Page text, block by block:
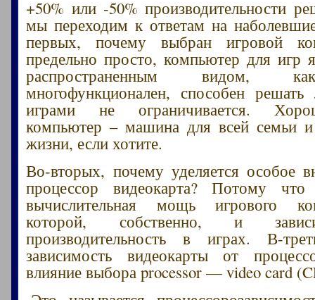
+50% или -50% производительности
мы переходим к ответам на
первых, почему выбран игровой
предельно просто, компьютер для игр
распространенным видом,
многофункционален, способен
играми не ограничивается.
компьютер – машина для всей семьи
жизни, если хотите.
Во-вторых, почему уделяется особое
процессор видеокарта? Потому
вычислительная мощь игрового
которой, собственно, и
производительность в играх. В-
зависимость видеокарты от
влияние выбора processor — video card